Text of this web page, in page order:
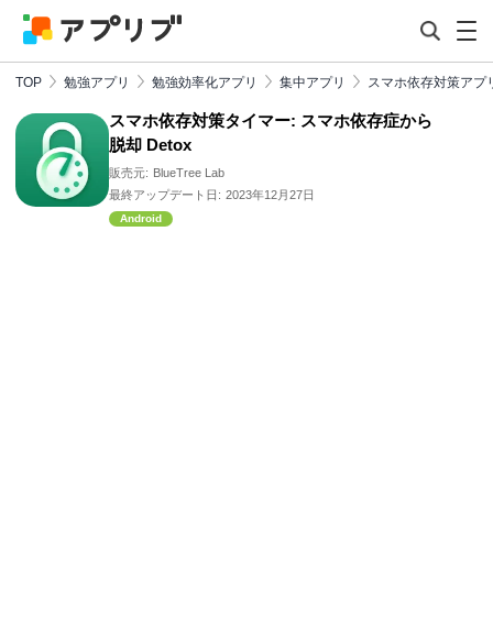
TOP 勉強アプリ 勉強効率化アプリ 集中アプリ スマホ依存対策アプ
スマホ依存対策タイマー: スマホ依存症から
脱却 Detox
販売元: BlueTree Lab
最終アップデート日: 2023年12月27日
Android